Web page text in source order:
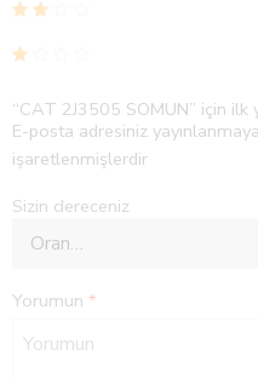
“CAT 2J3505 SOMUN” için
E-posta adresiniz
işaretlenmişlerdir
Sizin dereceniz
Yorumun *